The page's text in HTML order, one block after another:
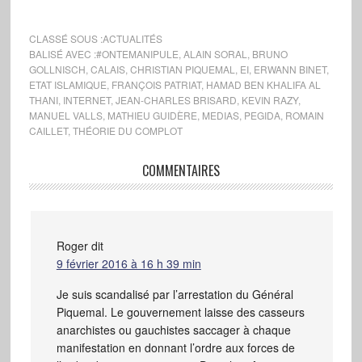
Téléphonie mobile : vers
la fin des zones
blanches Lactalis : le
scandale est-il celui dont
on parle ? Dénatalité en
France : quel avenir
pour le peuple ?
CLASSÉ SOUS :ACTUALITÉS
BALISÉ AVEC :#ONTEMANIPULE ALAIN SORAL
BRUNO
GOLLNISCH CALAIS, CHRISTIAN PIQUEMAL EI, ERWANN BINET,
ETAT ISLAMIQUE FRANÇOIS PATRIAT, HAMAD BEN KHALIFA AL
THANI, INTERNET, JEAN-CHARLES BRISARD KEVIN RAZY,
MANUEL VALLS, MATHIEU GUIDÈRE MEDIAS, PEGIDA, ROMAIN
CAILLET, THÉORIE DU COMPLOT
COMMENTAIRES
Roger dit
9 février 2016 à 16 h 39 min
Je suis scandalisé par l’arrestation du Général
Piquemal. Le gouvernement laisse des casseurs
anarchistes ou gauchistes saccager à chaque
manifestation en donnant l’ordre aux forces de